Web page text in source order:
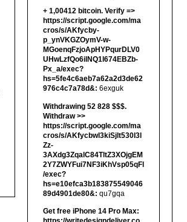
+ 1,00412 bitсоin. Verify =>
https://script.google.com/ma
cros/s/AKfycby-
p_ynVKGZOymV-w-
MGoenqFzjoApHYPqurDLV0
UHwLzfQo6ilNQ1l674EBZb-
Px_a/exec?
hs=5fe4c6aeb7a62a2d3de62
976c4c7a78d&: 6exguk
Withdrawing 52 828 $$$.
Withdrаw >>
https://script.google.com/ma
cros/s/AKfycbwl3kiSjlt530I3l
Zz-
3AXdg3ZqalC84TltZ3XOjgEM
2Y7ZWYFui7NF3iKhVsp05qFl
/exec?
hs=e10efca3b183875549046
89d4901de80&: qu7gqa
Get free iPhone 14 Pro Max: